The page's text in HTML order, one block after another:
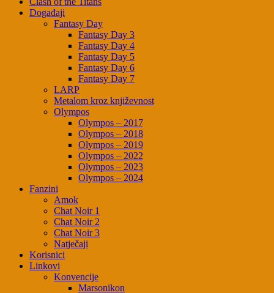
Događaji
Fantasy Day
Fantasy Day 3
Fantasy Day 4
Fantasy Day 5
Fantasy Day 6
Fantasy Day 7
LARP
Metalom kroz književnost
Olympos
Olympos – 2017
Olympos – 2018
Olympos – 2019
Olympos – 2022
Olympos – 2023
Olympos – 2024
Fanzini
Amok
Chat Noir 1
Chat Noir 2
Chat Noir 3
Natječaji
Korisnici
Linkovi
Konvencije
Marsonikon